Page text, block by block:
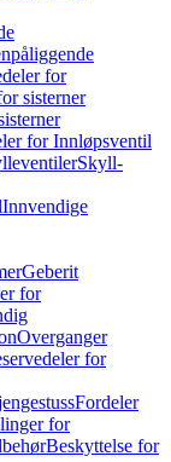
for
sisterner
for Innløpsventil
Skyll-
Innvendige
Geberit
for
Overganger
for
Fordeler
for
Beskyttelse for